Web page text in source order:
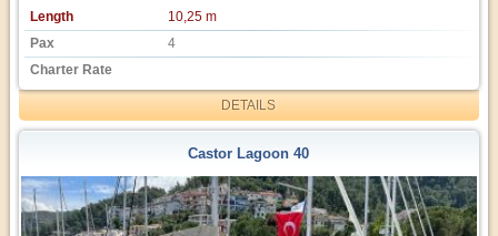
Length
10,25 m
Pax
4
Charter Rate
DETAILS
Castor Lagoon 40